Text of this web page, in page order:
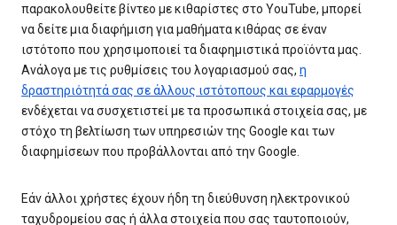
παρακολουθείτε βίντεο με κιθαρίστες στο YouTube, μπορεί
να δείτε μια διαφήμιση για μαθήματα κιθάρας σε έναν
ιστότοπο που χρησιμοποιεί τα διαφημιστικά προϊόντα μας.
Ανάλογα με τις ρυθμίσεις του λογαριασμού σας, η
δραστηριότητά σας σε άλλους ιστότοπους και εφαρμογές
ενδέχεται να συσχετιστεί με τα προσωπικά στοιχεία σας, με
στόχο τη βελτίωση των υπηρεσιών της Google και των
διαφημίσεων που προβάλλονται από την Google.
Εάν άλλοι χρήστες έχουν ήδη τη διεύθυνση ηλεκτρονικού
ταχυδρομείου σας ή άλλα στοιχεία που σας ταυτοποιούν,